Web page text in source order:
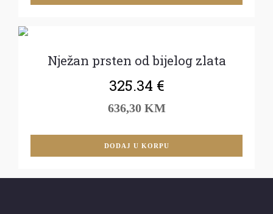
Nježan prsten od bijelog zlata
325.34 €
636,30 KM
DODAJ U KORPU